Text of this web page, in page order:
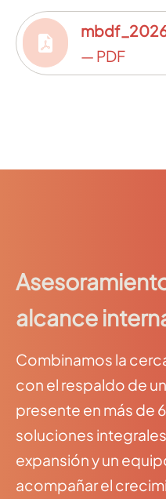
— PDF
alcance
Combinamos la
con el respaldo de
presente en más de
soluciones
expansión y un
acompañar el